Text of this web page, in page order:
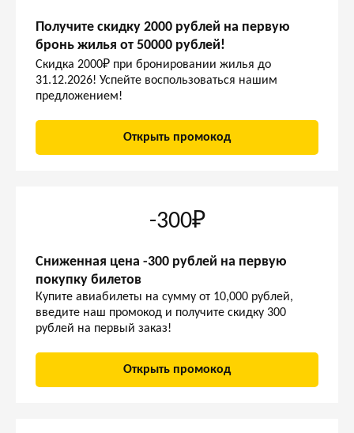
Получите скидку 2000 рублей на первую
бронь жилья от 50000 рублей!
Скидка 2000₽ при бронировании жилья до
31.12.2026! Успейте воспользоваться нашим
предложением!
Открыть промокод
-300₽
Сниженная цена -300 рублей на первую
покупку билетов
Купите авиабилеты на сумму от 10,000 рублей,
введите наш промокод и получите скидку 300
рублей на первый заказ!
Открыть промокод